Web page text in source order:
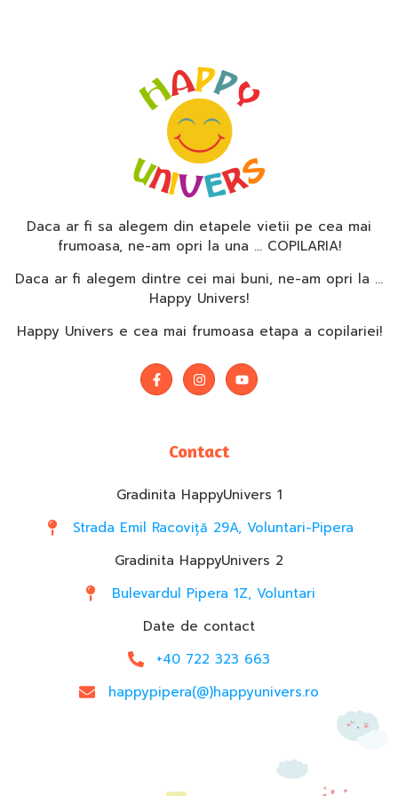
Daca ar fi sa alegem din etapele vietii pe cea mai
frumoasa, ne-am opri la una … COPILARIA!
Daca ar fi alegem dintre cei mai buni, ne-am opri la …
Happy Univers!
Happy Univers e cea mai frumoasa etapa a copilariei!
Contact
Gradinita HappyUnivers 1
Strada Emil Racoviță 29A, Voluntari-Pipera
Gradinita HappyUnivers 2
Bulevardul Pipera 1Z, Voluntari
Date de contact
+40 722 323 663
happypipera(@)happyunivers.ro